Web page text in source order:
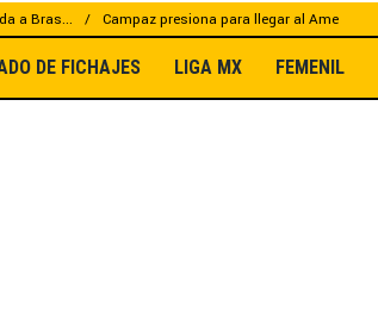
a Bras... Campaz presiona para llegar al Ame
DE FICHAJES LIGA MX FEMENIL